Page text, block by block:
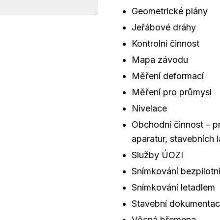
Geometrické plány
Jeřábové dráhy
Kontrolní činnost
Mapa závodu
Měření deformací
Měření pro průmysl
Nivelace
Obchodní činnost –
aparatur, stavebních
Služby ÚOZI
Snímkování
Snímkování letadlem
Stavební